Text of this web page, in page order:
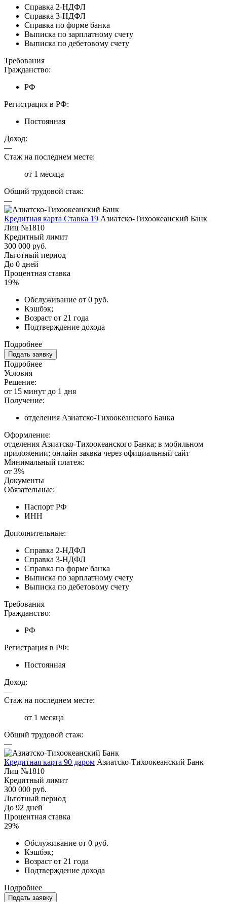
Справка 2-НДФЛ
Справка 3-НДФЛ
Справка по форме банка
Выписка по зарплатному счету
Выписка по дебетовому счету
Требования
Гражданство:
РФ
Регистрация в РФ:
Постоянная
Доход:
—
Стаж на последнем месте:
от 1 месяца
Общий трудовой стаж:
—
Кредитная карта Ставка 19 Азиатско-Тихоокеанский Банк
Лиц №1810
Кредитный лимит
300 000 руб.
Льготный период
До 0 дней
Процентная ставка
19%
Обслуживание от 0 руб.
Кэшбэк;
Возраст от 21 года
Подтверждение дохода
Подробнее
Подать заявку
Подробнее
Условия
Решение:
от 15 минут до 1 дня
Получение:
отделения Азиатско-Тихоокеанского Банка
Оформление:
отделения Азиатско-Тихоокеанского Банка; в мобильном
приложении; онлайн заявка через официальный сайт
Минимальный платеж:
от 3%
Документы
Обязательные:
Паспорт РФ
ИНН
Дополнительные:
Справка 2-НДФЛ
Справка 3-НДФЛ
Справка по форме банка
Выписка по зарплатному счету
Выписка по дебетовому счету
Требования
Гражданство:
РФ
Регистрация в РФ:
Постоянная
Доход:
—
Стаж на последнем месте:
от 1 месяца
Общий трудовой стаж:
—
Кредитная карта 90 даром Азиатско-Тихоокеанский Банк
Лиц №1810
Кредитный лимит
300 000 руб.
Льготный период
До 92 дней
Процентная ставка
29%
Обслуживание от 0 руб.
Кэшбэк;
Возраст от 21 года
Подтверждение дохода
Подробнее
Подать заявку